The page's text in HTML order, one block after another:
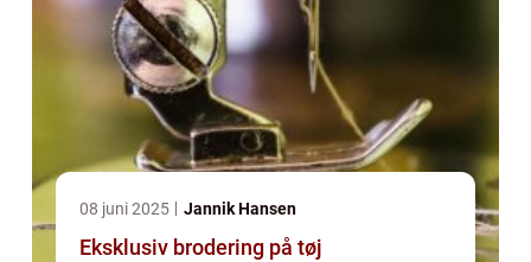
08 juni 2025 Jannik Hansen
Eksklusiv brodering på tøj